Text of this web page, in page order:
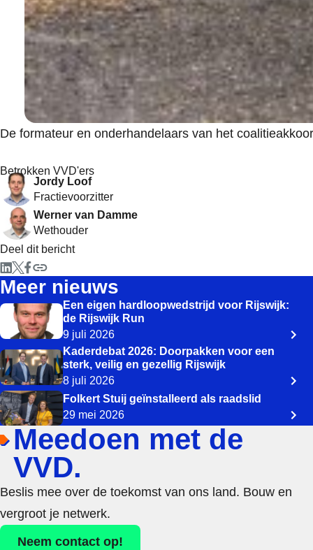
De formateur en onderhandelaars van het
Betrokken VVD'ers
Jordy Loof
Fractievoorzitter
Werner van Damme
Wethouder
Deel dit bericht
Meer nieuws
Een eigen hardloopwedstrijd voor Rijswijk:
de Rijswijk Run
9 juli 2026
Kaderdebat 2026: Doorpakken voor een
sterk, veilig en gezellig Rijswijk
8 juli 2026
Folkert Stuij geïnstalleerd als raadslid
29 mei 2026
Meedoen met de
VVD.
Beslis mee over de toekomst van ons land. Bouw en
vergroot je netwerk.
Neem contact op!